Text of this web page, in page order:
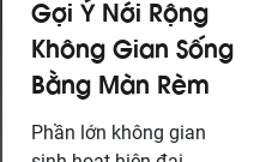
Gợi Ý Nới Rộng
Không Gian Sống
Bằng Màn Rèm
Phần lớn không gian